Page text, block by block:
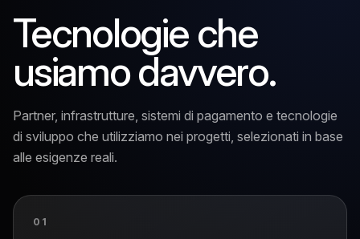
Tecnologie che
usiamo davvero.
Partner, infrastrutture, sistemi di pagamento e tecnologie
di sviluppo che utilizziamo nei progetti, selezionati in base
alle esigenze reali.
01